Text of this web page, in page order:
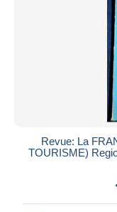
Revue: La
TOURISME)